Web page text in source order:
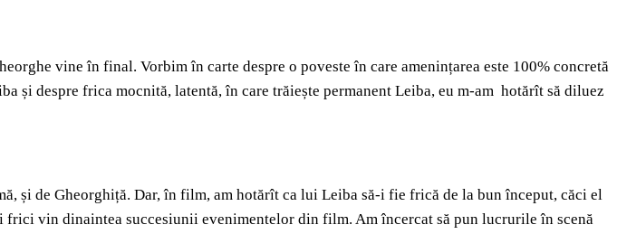
vine în final. Vorbim în carte despre o poveste în care amenințarea este 100% concretă
și despre frica mocnită, latentă, în care trăiește permanent Leiba, eu m-am hotărît să diluez
și de Gheorghiță. Dar, în film, am hotărît ca lui Leiba să-i fie frică de la bun început, căci el
vin dinaintea succesiunii evenimentelor din film. Am încercat să pun lucrurile în scenă